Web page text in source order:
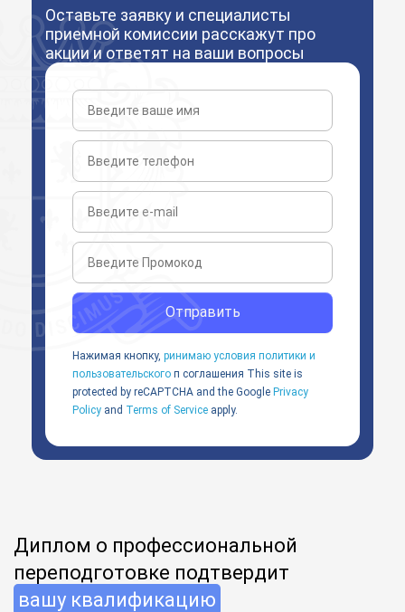
Оставьте заявку и специалисты
приемной комиссии расскажут про
акции и ответят на ваши вопросы
Отправить
Нажимая кнопку, ринимаю условия политики и
пользовательского п соглашения This site is
protected by reCAPTCHA and the Google Privacy
Policy and Terms of Service apply.
Диплом о профессиональной
переподготовке подтвердит
вашу квалификацию